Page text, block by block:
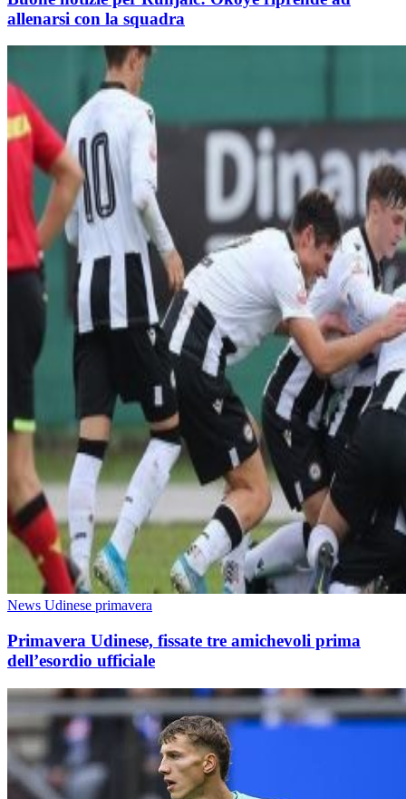
allenarsi con la squadra
News Udinese primavera
Primavera Udinese, fissate tre amichevoli prima
dell’esordio ufficiale